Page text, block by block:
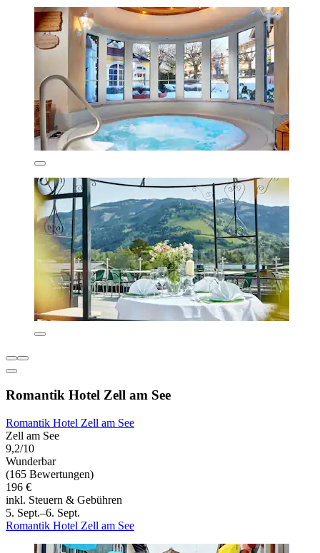
Romantik Hotel Zell am See
Romantik Hotel Zell am See
Zell am See
9,2/10
Wunderbar
(165 Bewertungen)
196 €
inkl. Steuern & Gebühren
5. Sept.–6. Sept.
Romantik Hotel Zell am See